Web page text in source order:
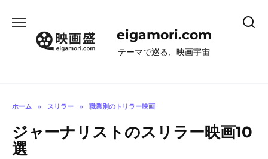
eigamori.com
テーマで巡る、映画宇宙
ホーム » スリラー » 職業別のトリラー映画
ジャーナリストのスリラー映画10
選